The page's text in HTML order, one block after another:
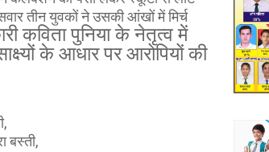
तीन युवकों ने उसकी आंखों में मिर्च
कविता पुनिया के नेतृत्व में
के आधार पर आरोपियों की
बस्ती,